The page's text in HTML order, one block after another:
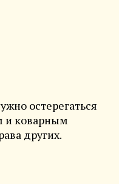
остерегаться
и коварным
других.